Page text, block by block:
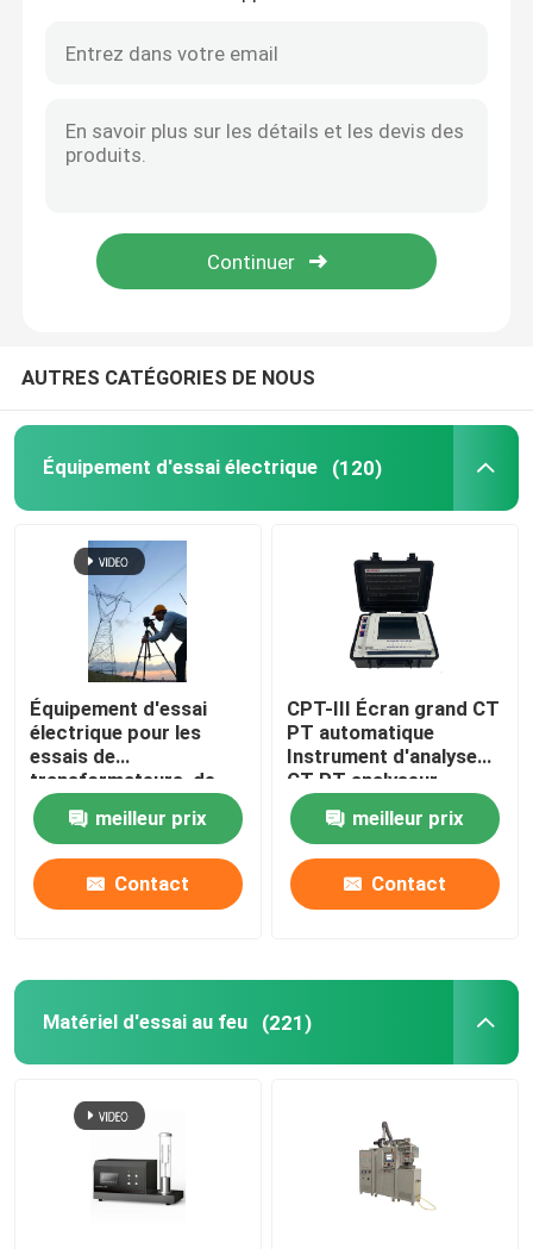
Équipement d'essai d'huile
Huile réutilisant la machine
Équipement d'essai des transformateurs
équipement d'essai de câble
Caméra d'inspection de forage
AUTRES CATÉGORIES DE NOUS
Équipement d'essai électrique (120)
Équipement d'essai
électrique pour les
essais de
transformateurs, de
commutateurs, de
relais et de câbles
meilleur prix
Contact
CPT-III Écran grand CT
PT automatique
Instrument d'analyse
CT PT analyseur
meilleur prix
Contact
Matériel d'essai au feu (221)